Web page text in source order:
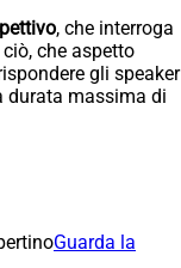
, che interroga
che aspetto
gli speaker
durata massima di
Guarda la